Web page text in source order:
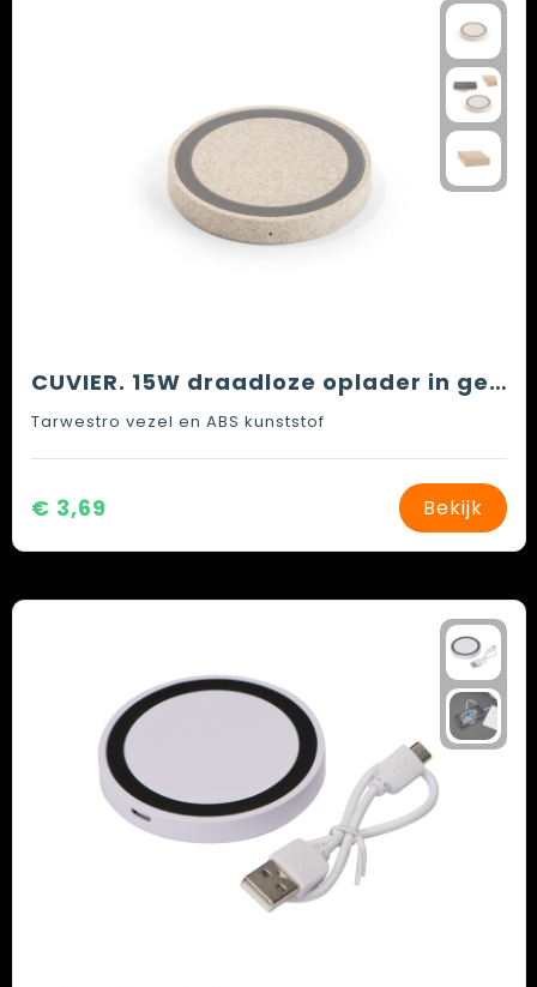
CUVIER. 15W draadloze oplader in gerecycled ABS (65% rABS) en tarwestrovezels (35%)
Tarwestro vezel en ABS kunststof
€ 3,69 Bekijk